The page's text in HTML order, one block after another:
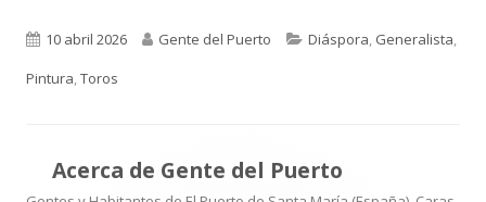
Publicado
el
10 abril 2026 Autor
Gente del Puerto Categorías
Diáspora, Generalista,
Pintura,Toros
Acerca de Gente del Puerto